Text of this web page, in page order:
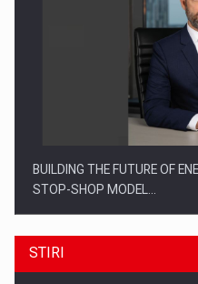
BUILDING THE FUTURE OF
STOP-SHOP MODEL…
STIRI